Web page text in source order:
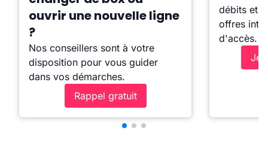
ouvrir une nouvelle ligne
?
Nos conseillers sont à votre
disposition pour vous guider
dans vos démarches.
Rappel gratuit
débits et
offres
d'accès.
Je